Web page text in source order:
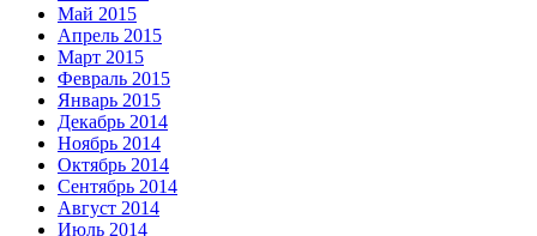
Май 2015
Апрель 2015
Март 2015
Февраль 2015
Январь 2015
Декабрь 2014
Ноябрь 2014
Октябрь 2014
Сентябрь 2014
Август 2014
Июль 2014